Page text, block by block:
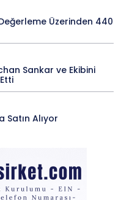
Üzerinden 440
Sankar ve Ekibini
Satın Alıyor